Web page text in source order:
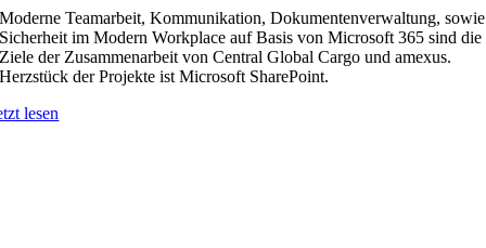
Moderne Teamarbeit, Kommunikation, Dokumentenverwaltung, sowie
Sicherheit im Modern Workplace auf Basis von Microsoft 365 sind die
Ziele der Zusammenarbeit von Central Global Cargo und amexus.
Herzstück der Projekte ist Microsoft SharePoint.
lesen